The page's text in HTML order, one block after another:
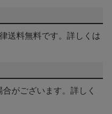
送料無料です。詳しくは
がございます。詳しく